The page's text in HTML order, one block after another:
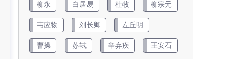
柳永 白居易 杜牧 柳宗元
韦应物 刘长卿 左丘明
曹操 苏轼 辛弃疾 王安石